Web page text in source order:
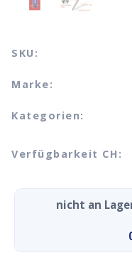
SKU:
Marke:
Kategorien:
Verfügbarkeit CH:
nicht an